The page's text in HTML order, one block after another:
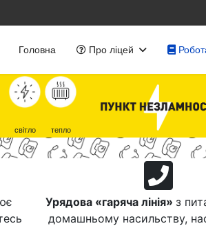
Головна Про ліцей
світло тепло
Урядова «гаряча лінія» з
домашньому насильству,